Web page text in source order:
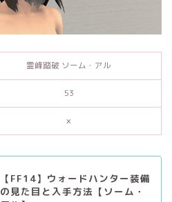
霊峰踏破 ソーム・アル
53
×
【FF14】ウォードハンター装備
の見た目と入手方法【ソーム・